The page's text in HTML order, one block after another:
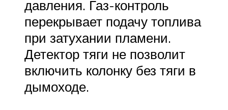
давления. Газ-контроль
перекрывает подачу топлива
при затухании пламени.
Детектор тяги не позволит
включить колонку без тяги в
дымоходе.